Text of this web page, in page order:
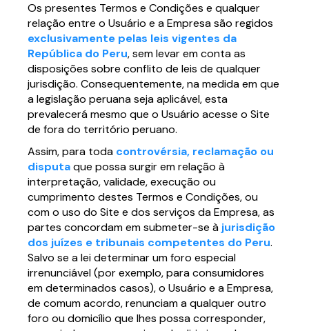
Os presentes Termos e Condições e qualquer
relação entre o Usuário e a Empresa são regidos
exclusivamente pelas leis vigentes da
República do Peru, sem levar em conta as
disposições sobre conflito de leis de qualquer
jurisdição. Consequentemente, na medida em que
a legislação peruana seja aplicável, esta
prevalecerá mesmo que o Usuário acesse o Site
de fora do território peruano.
Assim, para toda controvérsia, reclamação ou
disputaque possa surgir em relação à
interpretação, validade, execução ou
cumprimento destes Termos e Condições, ou
com o uso do Site e dos serviços da Empresa, as
partes concordam em submeter-se à jurisdição
dos juízes e tribunais competentes do Peru.
Salvo se a lei determinar um foro especial
irrenunciável (por exemplo, para consumidores
em determinados casos), o Usuário e a Empresa,
de comum acordo, renunciam a qualquer outro
foro ou domicílio que lhes possa corresponder,